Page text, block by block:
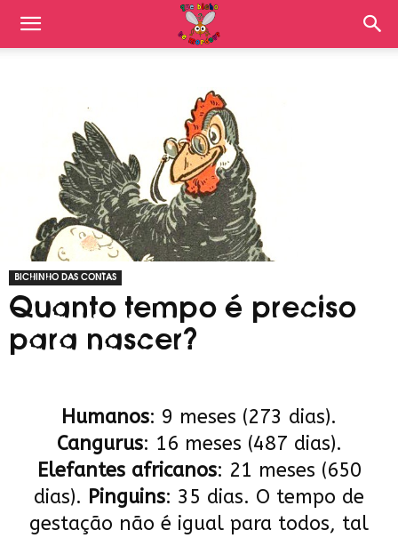
BICHINHO DAS CONTAS
Quanto tempo é preciso
para nascer?
Humanos: 9 meses (273 dias).
Cangurus: 16 meses (487 dias).
Elefantes africanos: 21 meses (650
dias). Pinguins: 35 dias. O tempo de
gestação não é igual para todos, tal